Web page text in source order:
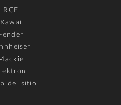
RCF
Kawai
Fender
del sitio